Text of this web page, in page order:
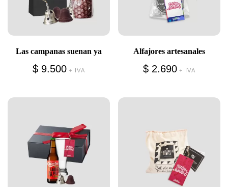
Las campanas suenan ya
$ 9.500 + IVA
Alfajores artesanales
$ 2.690 + IVA